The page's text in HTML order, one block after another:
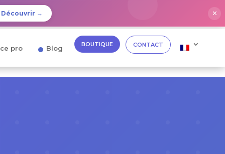
Découvrir → ✕
pro Blog BOUTIQUE CONTACT